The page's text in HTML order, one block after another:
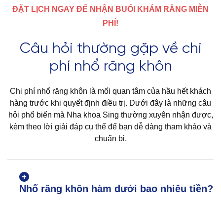
ĐẶT LỊCH NGAY ĐỂ NHẬN BUỔI KHÁM RĂNG MIỄN
PHÍ!
Câu hỏi thường gặp về chi
phí nhổ răng khôn
Chi phí nhổ răng khôn là mối quan tâm của hầu hết khách
hàng trước khi quyết định điều trị. Dưới đây là những câu
hỏi phổ biến mà Nha khoa Sing thường xuyên nhận được,
kèm theo lời giải đáp cụ thể để bạn dễ dàng tham khảo và
chuẩn bị.
Nhổ răng khôn hàm dưới bao nhiêu tiền?